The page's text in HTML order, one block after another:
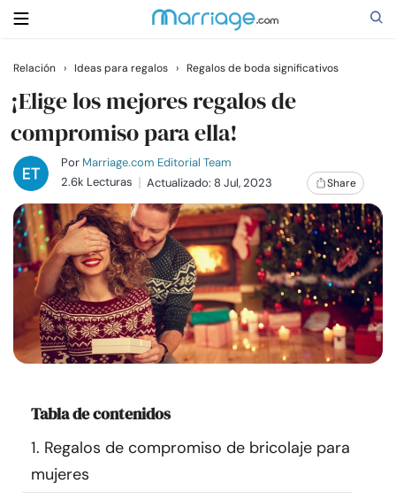
Buscar
Casarse
Relaciones
Familia
Ayuda
Cursos
Recursos
Comunidad
Relación › Ideas para regalos › Regalos de boda significativos
¡Elige los mejores regalos de
compromiso para ella!
Por Marriage.com Editorial Team
2.6k Lecturas
Actualizado: 8 Jul, 2023 Share
Tabla de contenidos
1. Regalos de compromiso de bricolaje para
mujeres